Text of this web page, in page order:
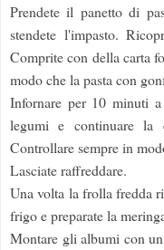
Prendete il panetto di
stendete l'impasto.
Comprite con della carta
modo che la pasta con
Infornare per 10 minuti
legumi e continuare
Controllare sempre in
Lasciate raffreddare.
Una volta la frolla fredda
frigo e preparate la
Montare gli albumi con